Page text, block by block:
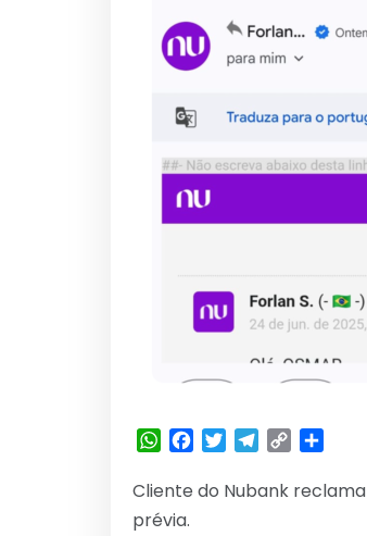
WhatsApp
Facebook
TwitterTelegram
Copy
Cliente do Nubank
prévia.